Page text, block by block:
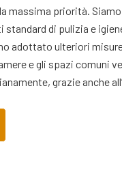
massima priorità.
standard di pulizia e
adottato ulteriori
e gli spazi comuni
grazie anche